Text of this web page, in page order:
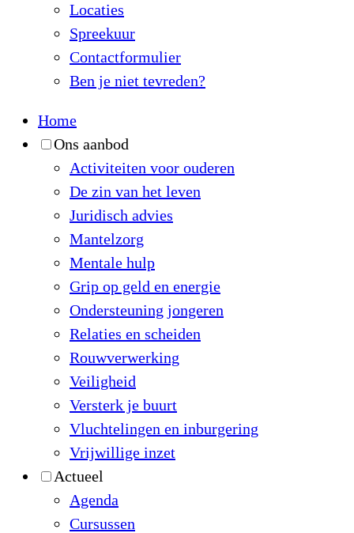
Locaties
Spreekuur
Contactformulier
Ben je niet tevreden?
Home
Ons aanbod
Activiteiten voor ouderen
De zin van het leven
Juridisch advies
Mantelzorg
Mentale hulp
Grip op geld en energie
Ondersteuning jongeren
Relaties en scheiden
Rouwverwerking
Veiligheid
Versterk je buurt
Vluchtelingen en inburgering
Vrijwillige inzet
Actueel
Agenda
Cursussen